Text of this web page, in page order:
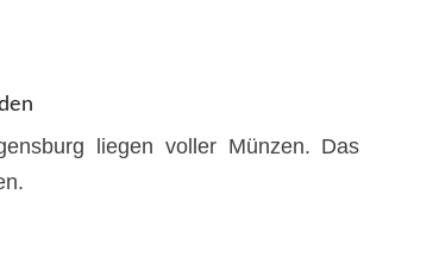
liegen voller Münzen. Das